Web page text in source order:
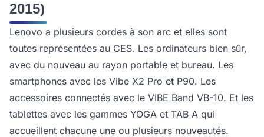
2015)
Lenovo a plusieurs cordes à son arc et elles sont
toutes représentées au CES. Les ordinateurs bien sûr,
avec du nouveau au rayon portable et bureau. Les
smartphones avec les Vibe X2 Pro et P90. Les
accessoires connectés avec le VIBE Band VB-10. Et les
tablettes avec les gammes YOGA et TAB A qui
accueillent chacune une ou plusieurs nouveautés.